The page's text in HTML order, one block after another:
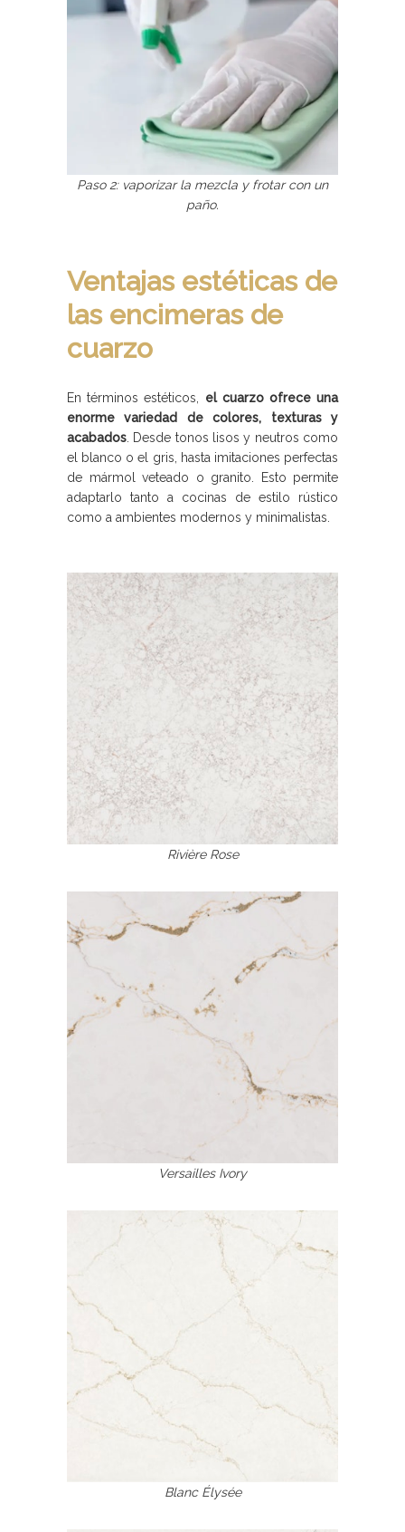
Paso 2: vaporizar la mezcla y frotar con un
paño.
Ventajas estéticas de
las encimeras de
cuarzo
En términos estéticos, el cuarzo ofrece una
enorme variedad de colores, texturas y
acabados. Desde tonos lisos y neutros como
el blanco o el gris, hasta imitaciones perfectas
de mármol veteado o granito. Esto permite
adaptarlo tanto a cocinas de estilo rústico
como a ambientes modernos y minimalistas.
Rivière Rose
Versailles Ivory
Blanc Élysée